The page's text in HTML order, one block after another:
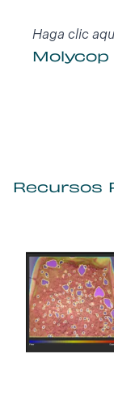
Haga clic
Recursos